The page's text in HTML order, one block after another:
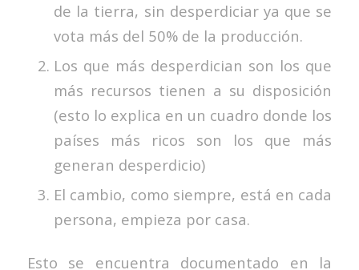
de la tierra, sin desperdiciar ya que se
vota más del 50% de la producción.
Los que más desperdician son los que
más recursos tienen a su disposición
(esto lo explica en un cuadro donde los
países más ricos son los que más
generan desperdicio)
El cambio, como siempre, está en cada
persona, empieza por casa.
Esto se encuentra documentado en la